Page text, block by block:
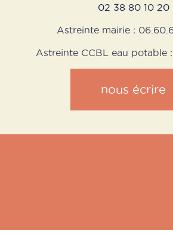
02 38 80 10 20
Astreinte mairie :
Astreinte CCBL eau potable :
nous écrire